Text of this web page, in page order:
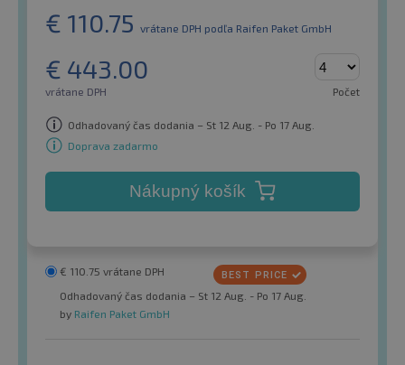
€ 110.75 vrátane DPH podľa Raifen Paket GmbH
€ 443.00
vrátane DPH Počet
Odhadovaný čas dodania – St 12 Aug. - Po 17 Aug.
Doprava zadarmo
Nákupný košík
€ 110.75 vrátane DPH
Odhadovaný čas dodania – St 12 Aug. - Po 17 Aug.
by Raifen Paket GmbH